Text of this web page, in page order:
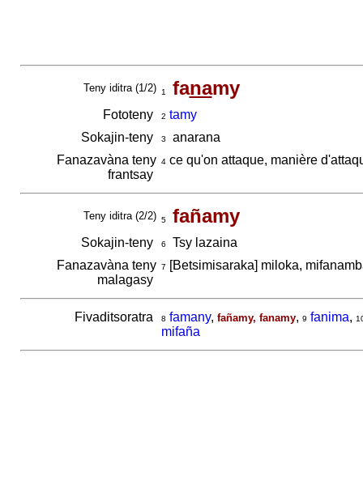
Teny iditra (1/2) 1 fanamy
Fototeny 2 tamy
Sokajin-teny
3
anarana
Fanazavàna teny
frantsay
4ce qu'on attaque, manière
Teny iditra (2/2) 5 fañamy
Sokajin-teny 6
Tsy lazaina
Fanazavàna teny
malagasy
7 [Betsimisaraka] miloka,
Fivaditsoratra 8 famany, fañamy, fanamy, 9 fanima,
mifaña